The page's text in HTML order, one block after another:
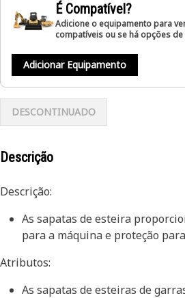
É Compatível?
Adicione o equipamento para
compatíveis ou se há opções
Adicionar Equipamento
DESCONTINUADO
Descrição
Descrição:
As sapatas de esteira
para a máquina e proteção
Atributos:
As sapatas de esteiras de